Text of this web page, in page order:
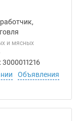
и мясных
Объявления